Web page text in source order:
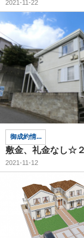
2021-11-22
御成約情...
敷金、礼金なし☆
2021-11-12